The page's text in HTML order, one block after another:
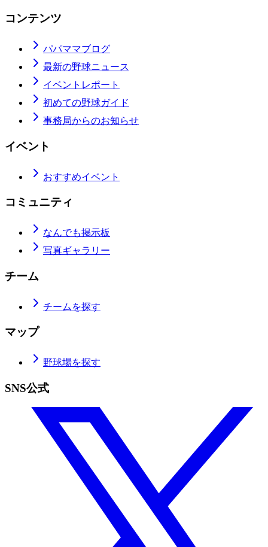
コンテンツ
パパママブログ
最新の野球ニュース
イベントレポート
初めての野球ガイド
事務局からのお知らせ
イベント
おすすめイベント
コミュニティ
なんでも掲示板
写真ギャラリー
チーム
チームを探す
マップ
野球場を探す
SNS公式